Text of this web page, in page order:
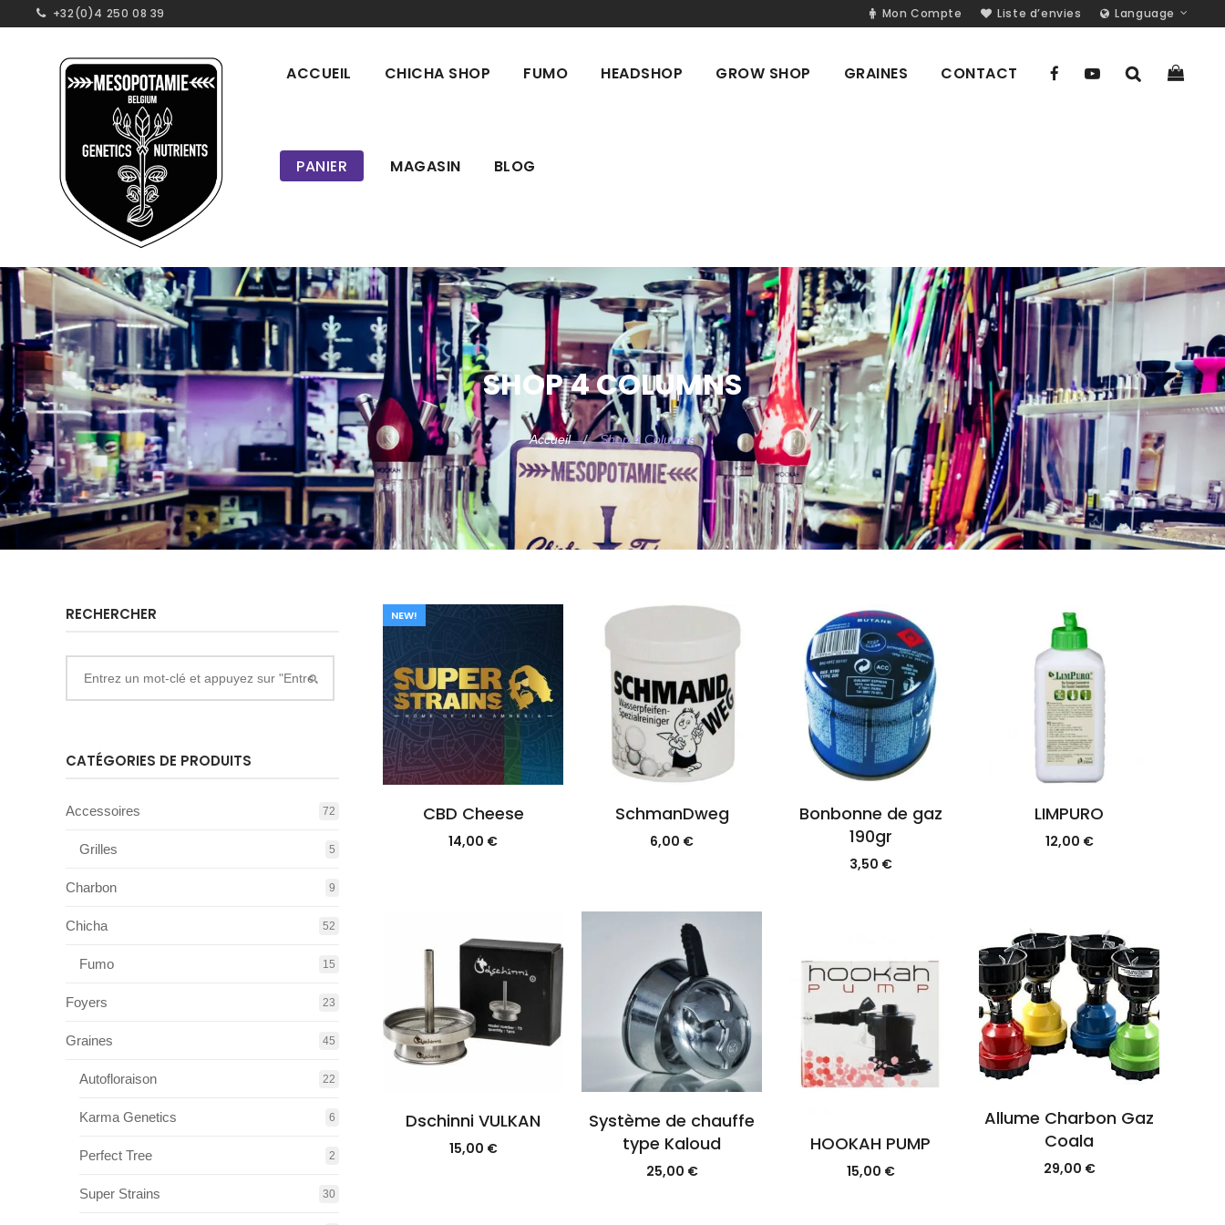
+32(0)4 250 08 39 Mon Compte Liste d’envies Language
ACCUEIL CHICHA SHOP FUMO HEADSHOP GROW SHOP GRAINES CONTACT
PANIER MAGASIN BLOG
SHOP 4 COLUMNS
Accueil Shop 4 Columns
NEW!
CBD Cheese
14,00 €
SchmanDweg
6,00 €
Bonbonne de gaz
190gr
3,50 €
LIMPURO
12,00 €
Dschinni VULKAN
15,00 €
Système de chauffe
type Kaloud
25,00 €
Allume Charbon Gaz
Coala
29,00 €
HOOKAH PUMP
15,00 €
RECHERCHER
CATÉGORIES DE PRODUITS
Accessoires 72
Grilles 5
Charbon 9
Chicha 52
Fumo 15
Foyers 23
Graines 45
Autofloraison 22
Karma Genetics 6
Perfect Tree 2
Super Strains 30